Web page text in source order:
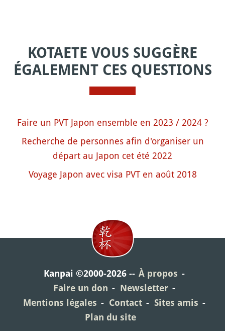
KOTAETE VOUS SUGGÈRE
ÉGALEMENT CES QUESTIONS
Faire un PVT Japon ensemble en 2023 / 2024 ?
Recherche de personnes afin d'organiser un
départ au Japon cet été 2022
Voyage Japon avec visa PVT en août 2018
Kanpai ©2000-2026
À propos
Faire un don
Newsletter
Mentions légales
Contact
Sites amis
Plan du site